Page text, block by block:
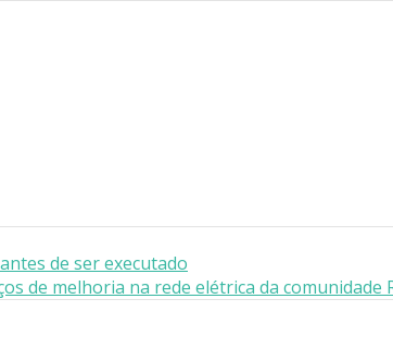
de ser executado
de melhoria na rede elétrica da comunidade